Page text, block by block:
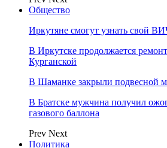
Общество
Иркутяне смогут узнать свой
В Иркутске продолжается
Курганской
В Шаманке закрыли подвесной
В Братске мужчина получил
газового баллона
Prev Next
Политика